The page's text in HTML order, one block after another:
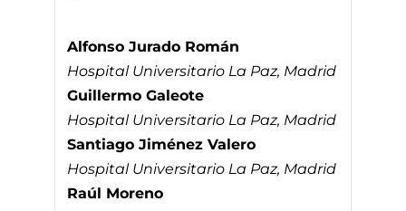
Alfonso Jurado Román
Hospital Universitario La Paz, Madrid
Guillermo Galeote
Hospital Universitario La Paz, Madrid
Santiago Jiménez Valero
Hospital Universitario La Paz, Madrid
Raúl Moreno